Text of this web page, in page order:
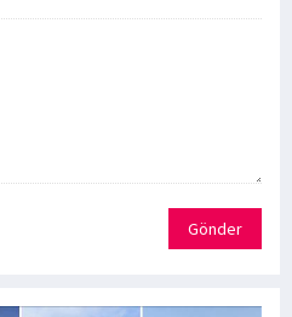
Gönder